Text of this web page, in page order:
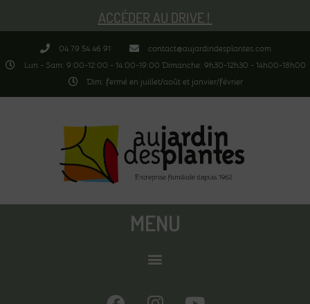
ACCÉDER AU DRIVE !
04 79 54 46 91
contact@aujardindesplantes.com
Lun - Sam: 9:00-12:00 - 14:00-19:00 Dimanche: 9h30-12h30 - 14h00-18h00
Dim: fermé en juillet/août et janvier/février
MENU